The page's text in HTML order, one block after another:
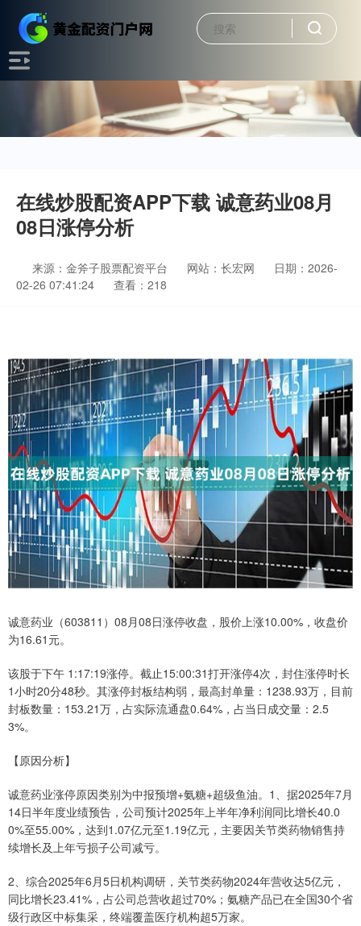
在线炒股配资APP下载 诚意药业08月
08日涨停分析
来源：金斧子股票配资平台 网站：长宏网
日期：2026-
02-26 07:41:24
查看：218
诚意药业（603811）08月08日涨停收盘，股价上涨10.00%，收盘价
为16.61元。
该股于下午 1:17:19涨停。截止15:00:31打开涨停4次，封住涨停时长
1小时20分48秒。其涨停封板结构弱，最高封单量：1238.93万，目前
封板数量：153.21万，占实际流通盘0.64%，占当日成交量：2.5
3%。
【原因分析】
诚意药业涨停原因类别为中报预增+氨糖+超级鱼油。1、据2025年7月
14日半年度业绩预告，公司预计2025年上半年净利润同比增长40.0
0%至55.00%，达到1.07亿元至1.19亿元，主要因关节类药物销售持
续增长及上年亏损子公司减亏。
2、综合2025年6月5日机构调研，关节类药物2024年营收达5亿元，
同比增长23.41%，占公司总营收超过70%；氨糖产品已在全国30个省
级行政区中标集采，终端覆盖医疗机构超5万家。